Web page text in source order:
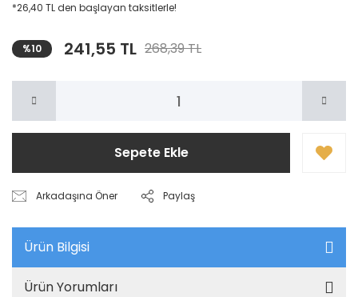
*26,40 TL den başlayan taksitlerle!
%10 241,55 TL 268,39 TL
Sepete Ekle
Arkadaşına Öner Paylaş
Ürün Bilgisi
Ürün Yorumları